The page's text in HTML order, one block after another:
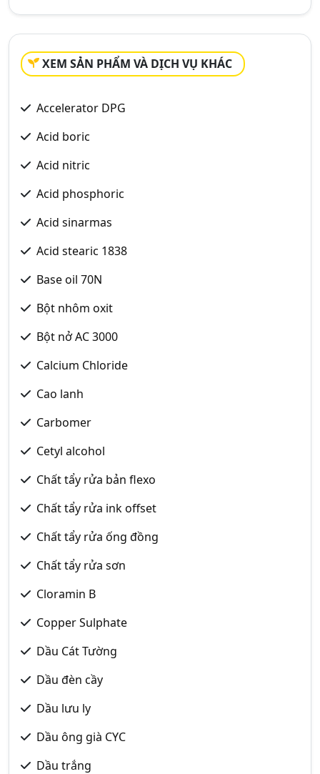
XEM SẢN PHẨM VÀ DỊCH VỤ KHÁC
Accelerator DPG
Acid boric
Acid nitric
Acid phosphoric
Acid sinarmas
Acid stearic 1838
Base oil 70N
Bột nhôm oxit
Bột nở AC 3000
Calcium Chloride
Cao lanh
Carbomer
Cetyl alcohol
Chất tẩy rửa bản flexo
Chất tẩy rửa ink offset
Chất tẩy rửa ống đồng
Chất tẩy rửa sơn
Cloramin B
Copper Sulphate
Dầu Cát Tường
Dầu đèn cầy
Dầu lưu ly
Dầu ông già CYC
Dầu trắng